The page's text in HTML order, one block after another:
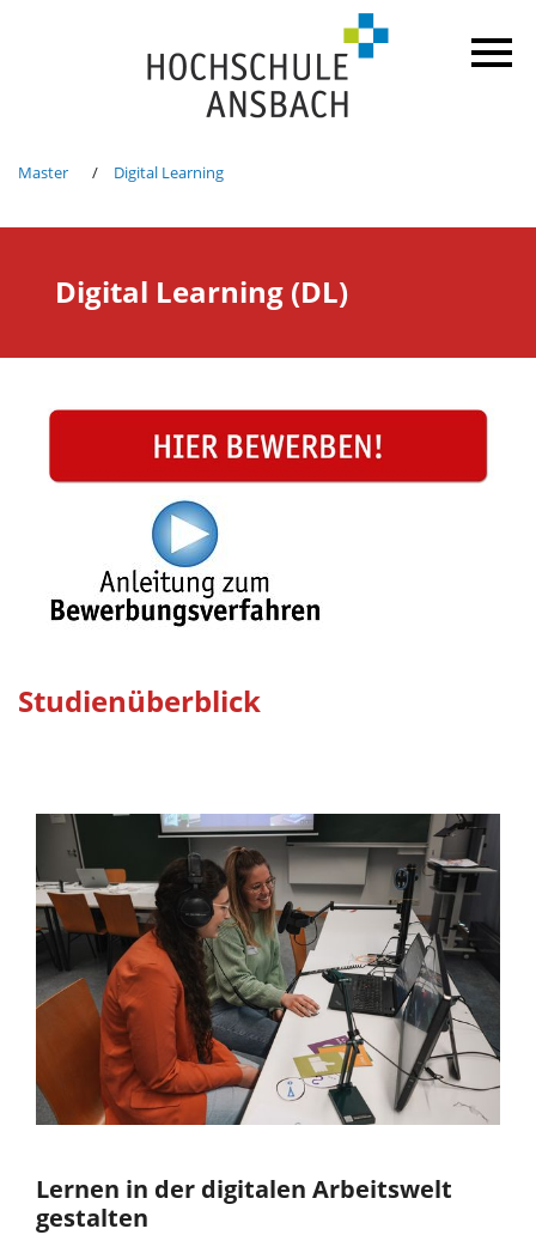
Master Digital Learning
Digital Learning (DL)
Studienüberblick
Lernen in der digitalen Arbeitswelt
gestalten